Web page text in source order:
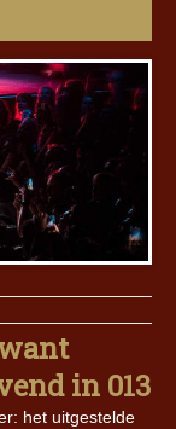
in 013
het uitgestelde